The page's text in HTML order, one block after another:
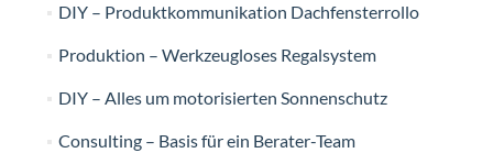
DIY – Produktkommunikation Dachfensterrollo
Produktion – Werkzeugloses Regalsystem
DIY – Alles um motorisierten Sonnenschutz
Consulting – Basis für ein Berater-Team